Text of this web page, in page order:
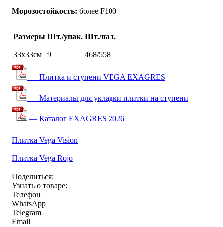
Морозостойкость: более F100
Размеры Шт./упак. Шт./пал.
33х33см 9 468/558
— Плитка и ступени VEGA EXAGRES
— Материалы для укладки плитки на ступени
— Каталог EXAGRES 2026
Плитка Vega Vision
Плитка Vega Rojo
Поделиться:
Узнать о товаре:
Телефон
WhatsApp
Telegram
Email